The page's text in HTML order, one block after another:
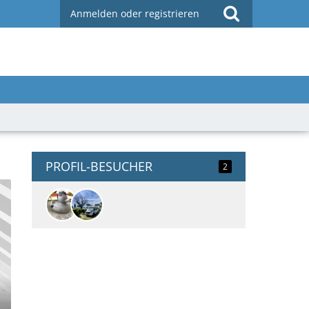
Anmelden oder registrieren
PROFIL-BESUCHER 2